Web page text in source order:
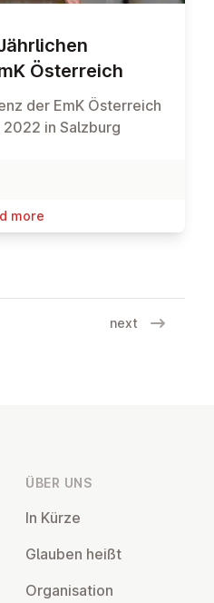
Ös­ter­reich
der EmK Österreich
in Salzburg
more
next
ÜBER UNS
In Kürze
Glauben heißt
Or­gan­isa­tion